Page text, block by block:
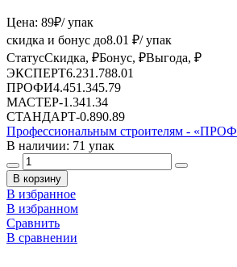
Цена: 89₽/ упак
скидка и бонус до8.01 ₽/ упак
СтатусСкидка, ₽Бонус, ₽Выгода, ₽
ЭКСПЕРТ6.231.788.01
ПРОФИ4.451.345.79
МАСТЕР-1.341.34
СТАНДАРТ-0.890.89
Профессиональным строителям -
В наличии: 71 упак
В корзину
В избранное
В избранном
Сравнить
В сравнении